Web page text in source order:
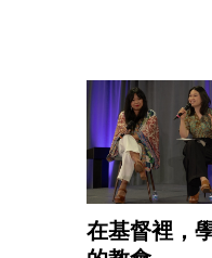
在基督裡，